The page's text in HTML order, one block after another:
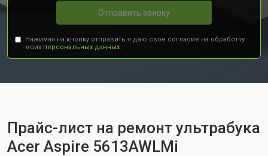
Отправить заявку
Нажимая на кнопку отправить я даю свое согласие на обработку
моих персональных данных.
Прайс-лист на ремонт ультрабука
Acer Aspire 5613AWLMi